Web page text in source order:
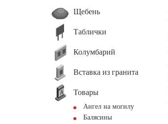
Щебень
Таблички
Колумбарий
Вставка из гранита
Товары
Ангел на могилу
Балясины